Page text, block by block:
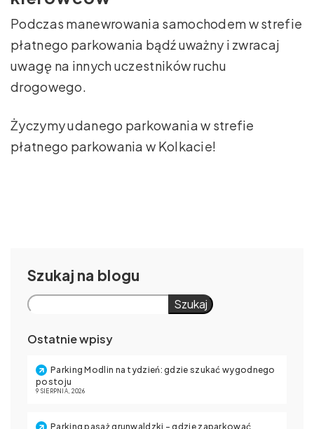
Podczas manewrowania samochodem w strefie
płatnego parkowania bądź uważny i zwracaj
uwagę na innych uczestników ruchu
drogowego.
Życzymy udanego parkowania w strefie
płatnego parkowania w Kolkacie!
Szukaj
Szukaj
Ostatnie wpisy
Parking Modlin na tydzień: gdzie szukać wygodnego
postoju
9 SIERPNIA, 2026
Parking pasaż grunwaldzki – gdzie zaparkować